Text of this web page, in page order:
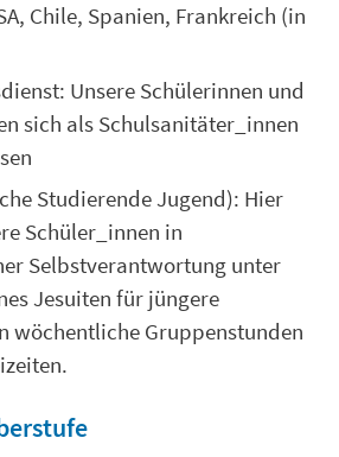
Chile, Spanien, Frankreich (in
Unsere Schülerinnen und
sich als Schulsanitäter_innen
Studierende Jugend): Hier
Schüler_innen in
Selbstverantwortung unter
Jesuiten für jüngere
wöchentliche Gruppenstunden